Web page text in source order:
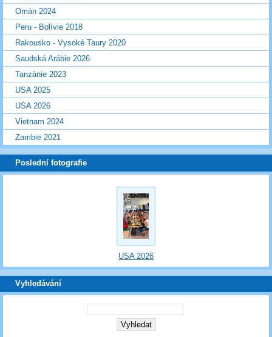
Omán 2024
Peru - Bolívie 2018
Rakousko - Vysoké Taury 2020
Saudská Arábie 2026
Tanzánie 2023
USA 2025
USA 2026
Vietnam 2024
Zambie 2021
Poslední fotografie
USA 2026
Vyhledávání